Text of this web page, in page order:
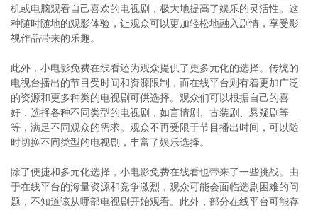
机或电脑观看自己喜欢的电视剧，极大地提高了娱乐的灵活性。这
种随时随地的观影体验，让观众可以更加轻松地融入剧情，享受影
视作品带来的乐趣。
此外，小电影免费在线看还为观众提供了更多元化的选择。传统的
电视台播出的节目受时间和资源限制，而在线平台则有着更加广泛
的资源和更多种类的电视剧可供选择。观众们可以根据自己的喜
好，选择各种不同类型的电视剧，如言情剧、古装剧、悬疑剧等
等，满足不同观众的需求。观众不再受限于节目播出时间，可以随
时切换不同类型的电视剧，丰富了娱乐选择。
除了便捷和多元化选择，小电影免费在线看也带来了一些挑战。由
于在线平台的海量资源和竞争激烈，观众可能会面临选剧困难的问
题，不知道该从哪部电视剧开始观看。此外，部分在线平台可能存